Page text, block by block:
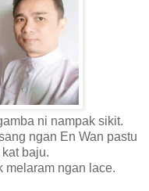
ni nampak sikit.
ngan En Wan pastu
baju.
melaram ngan lace.